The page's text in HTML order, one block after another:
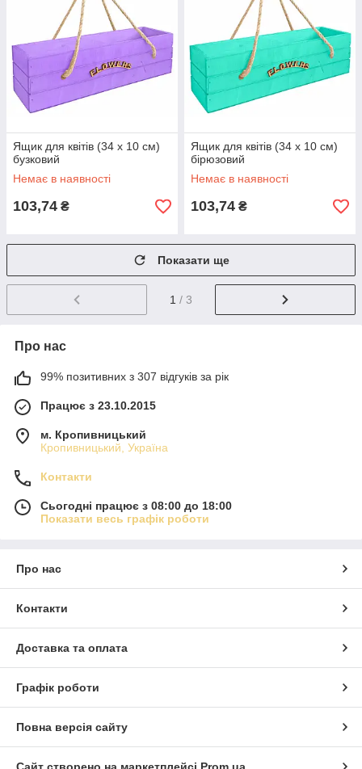
Ящик для квітів (34 х 10 см)
бузковий
Немає в наявності
103,74 ₴
Ящик для квітів (34 х 10 см)
бірюзовий
Немає в наявності
103,74 ₴
Показати ще
1 / 3
Про нас
99% позитивних з 307 відгуків за рік
Працює з 23.10.2015
м. Кропивницький
Кропивницький, Україна
Контакти
Сьогодні працює з 08:00 до 18:00
Показати весь графік роботи
Про нас
Контакти
Доставка та оплата
Графік роботи
Повна версія сайту